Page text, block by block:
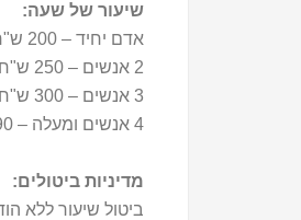
שיעור של שעה:
אדם יחיד – 200 ש"ח לשיעור
2 אנשים – 250 ש"ח לשיעור
3 אנשים – 300 ש"ח לשיעור
4 אנשים ומעלה – 90 ש"ח לאדם לשיעור
מדיניות ביטולים:
ביטול שיעור ללא